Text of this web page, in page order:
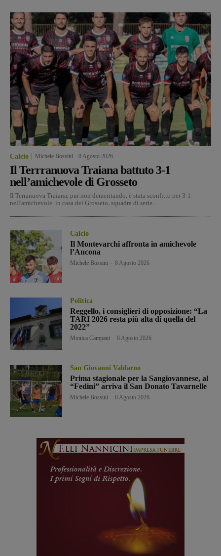
Calcio Michele Bossini 8 Agosto 2026
Il Terrranuova Traiana battuto 3-1
nell’amichevole di Grosseto
Il Terranuova Traiana, pur non demeritando, è stata sconfitto per 3-1
nell'amichevole in casa del Grosseto, squadra di serie...
Calcio
Il Montevarchi affronta in amichevole
l’Ancona
Michele Bossini 8 Agosto 2026
Politica
Reggello, i consiglieri di opposizione: “La
TARI 2026 resta più alta di quella del
2022”
Monica Campani 8 Agosto 2026
San Giovanni Valdarno
Prima stagionale per la Sangiovannese, al
“Fedini” arriva il San Donato Tavarnelle
Michele Bossini 8 Agosto 2026